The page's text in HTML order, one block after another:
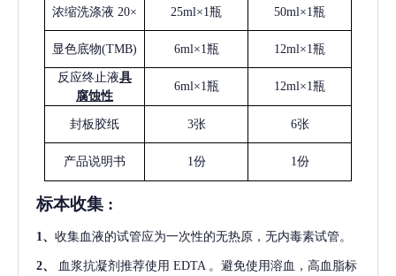
浓缩洗涤液 20× 25ml×1瓶 50ml×1瓶
显色底物(TMB) 6ml×1瓶 12ml×1瓶
反应终止液具
腐蚀性
6ml×1瓶 12ml×1瓶
封板胶纸 3张 6张
产品说明书 1份 1份
标本收集 :
1 、 收集血液的试管应为一次性的无热原，无内毒素试管。
2、 血浆抗凝剂推荐使用 EDTA 。避免使用溶血，高血脂标